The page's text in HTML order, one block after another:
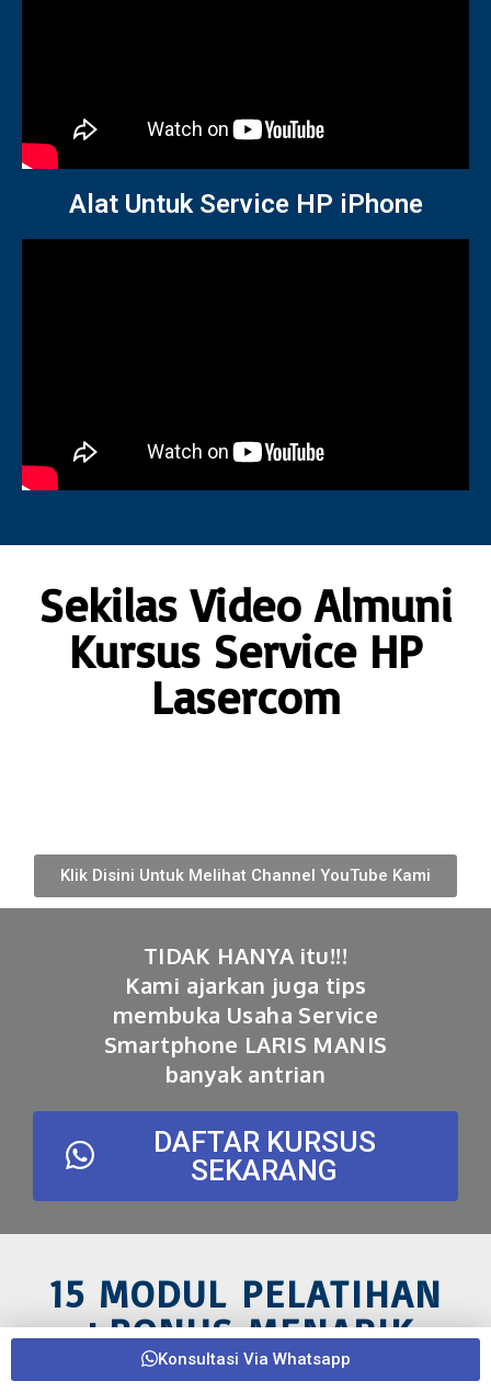
Alat Untuk Service HP iPhone
Sekilas Video Almuni
Kursus Service HP
Lasercom
Klik Disini Untuk Melihat Channel YouTube Kami
TIDAK HANYA itu!!!
Kami ajarkan juga tips
membuka Usaha Service
Smartphone LARIS MANIS
banyak antrian
DAFTAR KURSUS
SEKARANG
15 MODUL PELATIHAN
+BONUS MENARIK
LAINNYA
Konsultasi Via Whatsapp